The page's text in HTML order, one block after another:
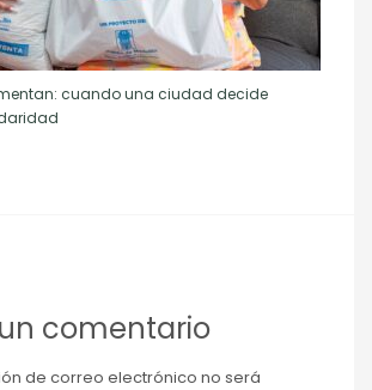
cuando una ciudad decide
comentario
de correo electrónico no será